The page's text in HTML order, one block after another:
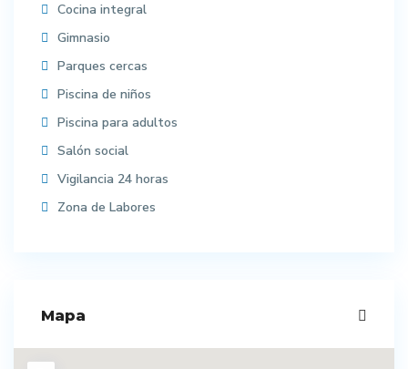
Cocina integral
Gimnasio
Parques cercas
Piscina de niños
Piscina para adultos
Salón social
Vigilancia 24 horas
Zona de Labores
Mapa